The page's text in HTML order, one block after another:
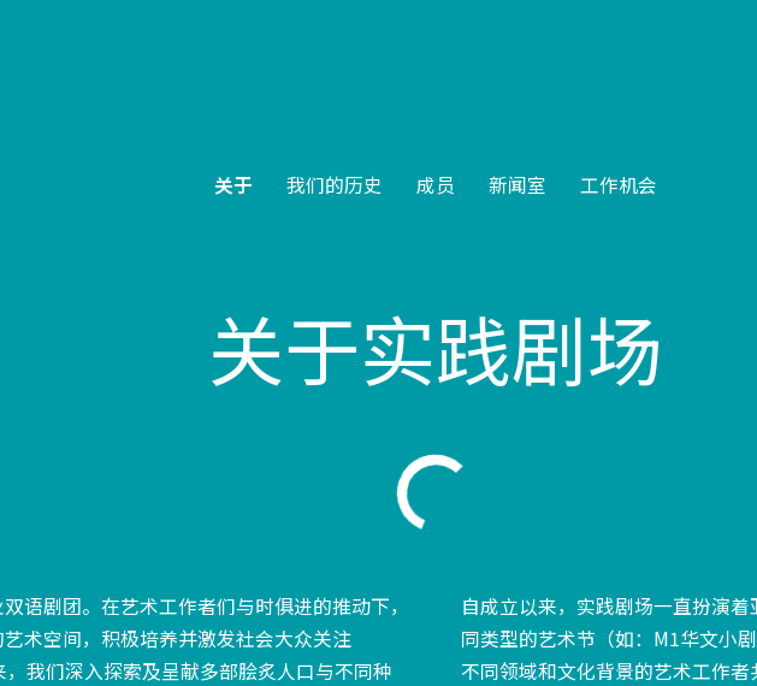
关于 我们的历史 成员 新闻室 工作机会
关于实践剧场
语剧团。在艺术工作者们与时俱进的推动下，
术空间，积极培养并激发社会大众关注
我们深入探索及呈献多部脍炙人口与不同种
自成立以来，实践剧场一直扮演
同类型的艺术节（如：M1华文小
不同领域和文化背景的艺术工作